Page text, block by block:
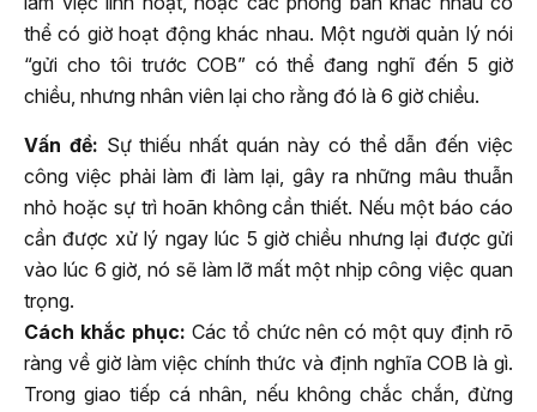
thể có giờ hoạt động khác nhau. Một người quản lý nói
“gửi cho tôi trước COB” có thể đang nghĩ đến 5 giờ
chiều, nhưng nhân viên lại cho rằng đó là 6 giờ chiều.
Vấn đề: Sự thiếu nhất quán này có thể dẫn đến việc
công việc phải làm đi làm lại, gây ra những mâu thuẫn
nhỏ hoặc sự trì hoãn không cần thiết. Nếu một báo cáo
cần được xử lý ngay lúc 5 giờ chiều nhưng lại được gửi
vào lúc 6 giờ, nó sẽ làm lỡ mất một nhịp công việc quan
trọng.
Cách khắc phục: Các tổ chức nên có một quy định rõ
ràng về giờ làm việc chính thức và định nghĩa COB là gì.
Trong giao tiếp cá nhân, nếu không chắc chắn, đừng